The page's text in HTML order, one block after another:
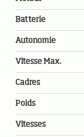
Batterie
Autonomie
Vitesse Max.
Cadres
Poids
Vitesses